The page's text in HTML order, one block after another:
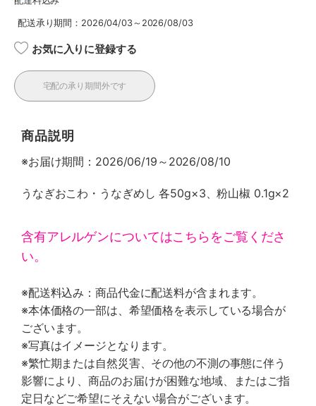
配送承り期間：2026/04/03～2026/08/03
お気に入りに登録する
宅配の承り期間外です
商品説明
※お届け期間：2026/06/19～2026/08/10
うなぎおこわ・うなぎめし 各50g×3、粉山椒 0.1g×2
含有アレルゲンについてはこちらをご覧くださ
い。
※配送料込み：商品代金に配送料が含まれます。
※本体価格の一部は、希望価格を表示している場合が
ございます。
※写真はイメージとなります。
※繁忙期または自然災害、その他の不測の事態に伴う
影響により、商品のお届けが困難な地域、またはご指
定日などご希望にそえない場合がございます。